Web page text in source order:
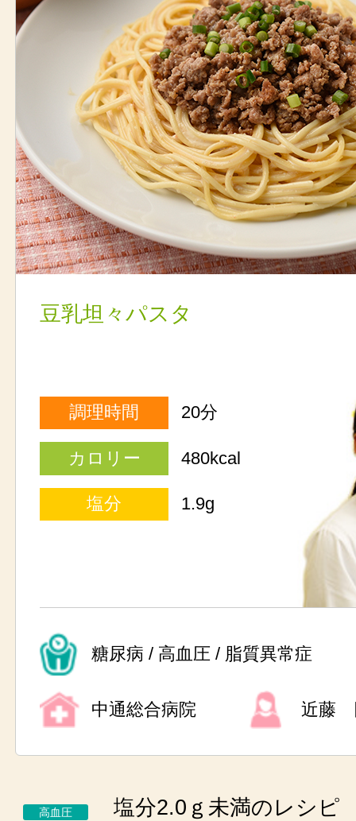
豆乳坦々パスタ
調理時間 20分
カロリー 480kcal
塩分 1.9g
糖尿病 / 高血圧 / 脂質異常症
中通総合病院 近藤
高血圧 塩分2.0ｇ未満のレシピ